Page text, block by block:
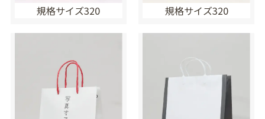
規格サイズ320 規格サイズ320